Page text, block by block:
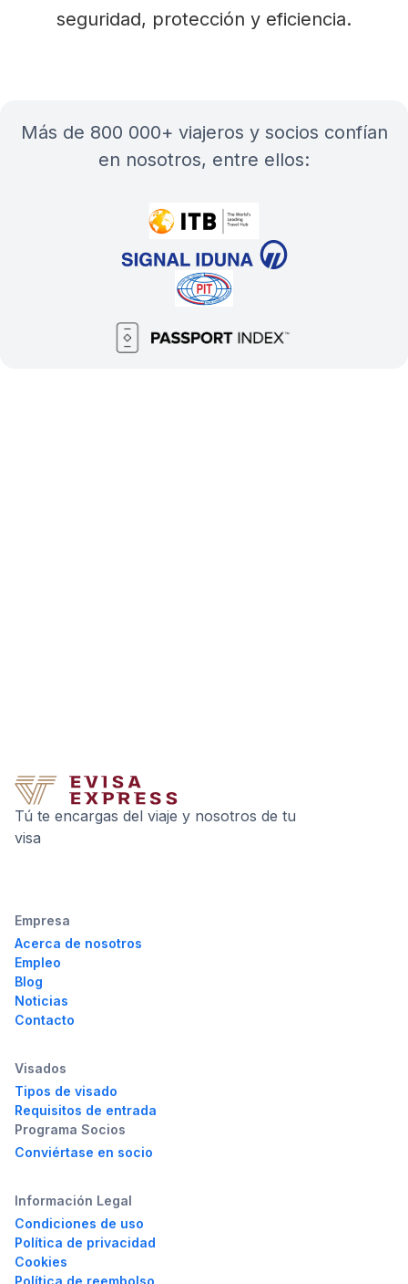
seguridad, protección y eficiencia.
más de 800 000+ viajeros y socios confían
en nosotros, entre ellos:
Tú te encargas del viaje y nosotros de tu
visa
Empresa
Acerca de nosotros
Empleo
Blog
Noticias
Contacto
Visados
Tipos de visado
Requisitos de entrada
Programa Socios
Conviértase en socio
Información Legal
Condiciones de uso
Política de privacidad
Cookies
Política de reembolso